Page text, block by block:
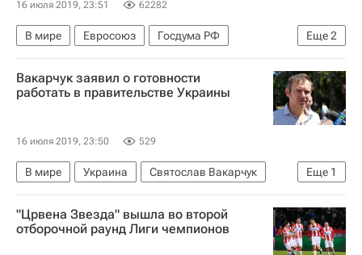
16 июля 2019, 23:51 62282
Еще2
В мире Евросоюз
Госдума РФ
MH17. Расследование
Леонид Слуцкий (политик)
Вакарчук заявил о готовности
работать в правительстве Украины
16 июля 2019, 23:50 529
Еще 1
В мире Украина
Святослав Вакарчук
Ситуация на Украине
"Црвена Звезда" вышла во второй
отборочной раунд Лиги чемпионов